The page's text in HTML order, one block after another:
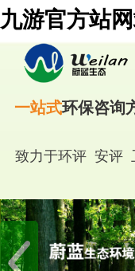
九游官方站
一站式环保咨询
致力于环评 安评